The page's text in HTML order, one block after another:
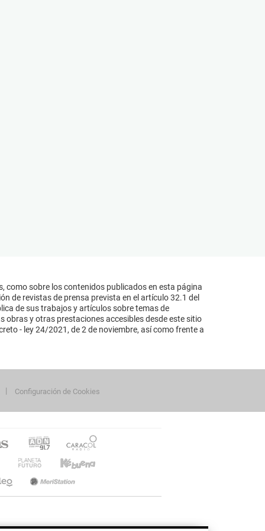
sobre los contenidos publicados en esta página
de revistas de prensa prevista en el artículo 32.1 del
de sus trabajos y artículos sobre temas de
obras y otras prestaciones accesibles desde este sitio
- ley 24/2021, de 2 de noviembre, así como frente a
Configuración de Cookies